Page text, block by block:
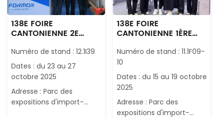
138E FOIRE
CANTONIENNE 2E
Numéro de stand : 12.1I39
Dates : du 23 au 27
octobre 2025
Adresse : Parc des
expositions d'import-
138E FOIRE
CANTONIENNE 1ÈRE
Numéro de stand : 11.1F09-
10
Dates : du 15 au 19 octobre
2025
Adresse : Parc des
expositions d'import-